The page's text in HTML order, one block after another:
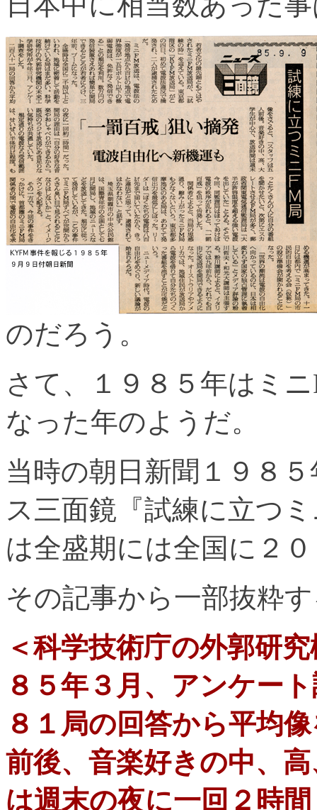
のだろう。
さて、１９８５年はミ
なった年のようだ。
当時の朝日新聞１９８
ス三面鏡『試練に立つ
は全盛期には全国に２
その記事から一部抜粋
＜科学技術庁の外郭研
８５年３月、アンケー
８１局の回答から平均
前後、音楽好きの中、
は週末の夜に一回２時